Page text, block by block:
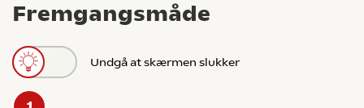
Fremgangsmåde
Undgå at skærmen slukker